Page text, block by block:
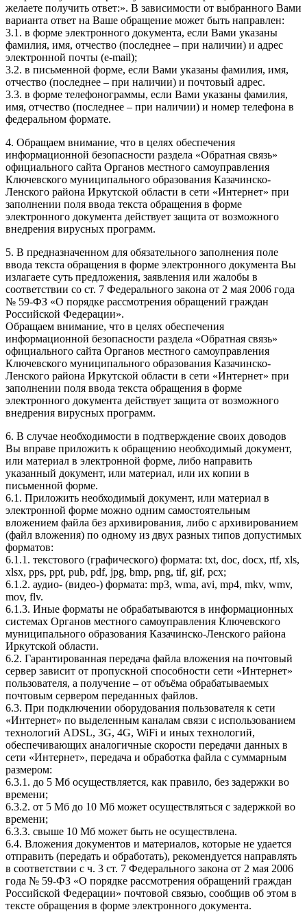
желаете получить ответ:». В зависимости от выбранного Вами
варианта ответ на Ваше обращение может быть направлен:
3.1. в форме электронного документа, если Вами указаны
фамилия, имя, отчество (последнее – при наличии) и адрес
электронной почты (e-mail);
3.2. в письменной форме, если Вами указаны фамилия, имя,
отчество (последнее – при наличии) и почтовый адрес.
3.3. в форме телефонограммы, если Вами указаны фамилия,
имя, отчество (последнее – при наличии) и номер телефона в
федеральном формате.
4. Обращаем внимание, что в целях обеспечения
информационной безопасности раздела «Обратная связь»
официального сайта Органов местного самоуправления
Ключевского муниципального образования Казачинско-
Ленского района Иркутской области в сети «Интернет» при
заполнении поля ввода текста обращения в форме
электронного документа действует защита от возможного
внедрения вирусных программ.
5. В предназначенном для обязательного заполнения поле
ввода текста обращения в форме электронного документа Вы
излагаете суть предложения, заявления или жалобы в
соответствии со ст. 7 Федерального закона от 2 мая 2006 года
№ 59-ФЗ «О порядке рассмотрения обращений граждан
Российской Федерации».
Обращаем внимание, что в целях обеспечения
информационной безопасности раздела «Обратная связь»
официального сайта Органов местного самоуправления
Ключевского муниципального образования Казачинско-
Ленского района Иркутской области в сети «Интернет» при
заполнении поля ввода текста обращения в форме
электронного документа действует защита от возможного
внедрения вирусных программ.
6. В случае необходимости в подтверждение своих доводов
Вы вправе приложить к обращению необходимый документ,
или материал в электронной форме, либо направить
указанный документ, или материал, или их копии в
письменной форме.
6.1. Приложить необходимый документ, или материал в
электронной форме можно одним самостоятельным
вложением файла без архивирования, либо с архивированием
(файл вложения) по одному из двух разных типов допустимых
форматов:
6.1.1. текстового (графического) формата: txt, doc, docx, rtf, xls,
xlsx, pps, ppt, pub, pdf, jpg, bmp, png, tif, gif, pcx;
6.1.2. аудио- (видео-) формата: mp3, wma, avi, mp4, mkv, wmv,
mov, flv.
6.1.3. Иные форматы не обрабатываются в информационных
системах Органов местного самоуправления Ключевского
муниципального образования Казачинско-Ленского района
Иркутской области.
6.2. Гарантированная передача файла вложения на почтовый
сервер зависит от пропускной способности сети «Интернет»
пользователя, а получение – от объёма обрабатываемых
почтовым сервером переданных файлов.
6.3. При подключении оборудования пользователя к сети
«Интернет» по выделенным каналам связи с использованием
технологий ADSL, 3G, 4G, WiFi и иных технологий,
обеспечивающих аналогичные скорости передачи данных в
сети «Интернет», передача и обработка файла с суммарным
размером:
6.3.1. до 5 Мб осуществляется, как правило, без задержки во
времени;
6.3.2. от 5 Мб до 10 Мб может осуществляться с задержкой во
времени;
6.3.3. свыше 10 Мб может быть не осуществлена.
6.4. Вложения документов и материалов, которые не удается
отправить (передать и обработать), рекомендуется направлять
в соответствии с ч. 3 ст. 7 Федерального закона от 2 мая 2006
года № 59-ФЗ «О порядке рассмотрения обращений граждан
Российской Федерации» почтовой связью, сообщив об этом в
тексте обращения в форме электронного документа.